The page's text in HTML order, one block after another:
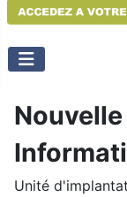
Unité